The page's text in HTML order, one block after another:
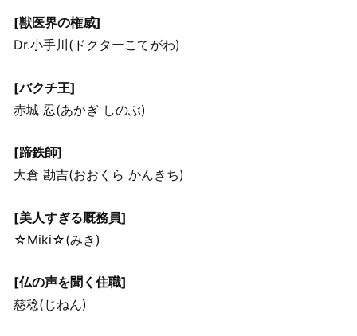
[獣医界の権威]
Dr.小手川(ドクターこてがわ)
[バクチ王]
赤城 忍(あかぎ しのぶ)
[蹄鉄師]
大倉 勘吉(おおくら かんきち)
[美人すぎる厩務員]
☆Miki☆(みき)
[仏の声を聞く住職]
慈稔(じねん)